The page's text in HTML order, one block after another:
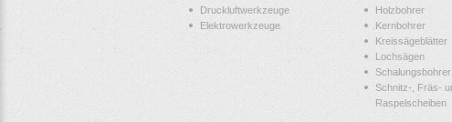
Druckluftwerkzeuge
Elektrowerkzeuge
Holzbohrer
Kernbohrer
Kreissägeblätter
Lochsägen
Schalungsbohrer
Schnitz-, Fräs-
Raspelscheiben